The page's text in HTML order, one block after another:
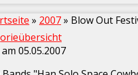
» 2007» Blow Out
05.05.2007